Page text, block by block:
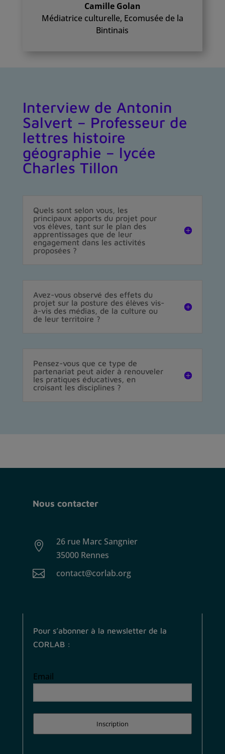
Camille Golan
Médiatrice culturelle, Ecomusée de la
Bintinais
Interview de Antonin
Salvert – Professeur de
lettres histoire
géographie – lycée
Charles Tillon
Quels sont selon vous, les
principaux apports du projet pour
vos élèves, tant sur le plan des
apprentissages que de leur
engagement dans les activités
proposées ?
Avez-vous observé des effets du
projet sur la posture des élèves vis-
à-vis des médias, de la culture ou
de leur territoire ?
Pensez-vous que ce type de
partenariat peut aider à renouveler
les pratiques éducatives, en
croisant les disciplines ?
Nous contacter

26 rue Marc Sangnier
35000 Rennes
 contact@corlab.org
Pour s’abonner à la newsletter de la
CORLAB :
Email
Inscription